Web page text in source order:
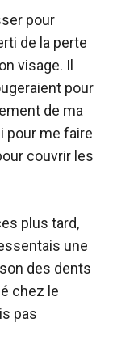
pour
de la perte
visage. Il
pour
de ma
pour me faire
couvrir les
plus tard,
une
des dents
chez le
pas